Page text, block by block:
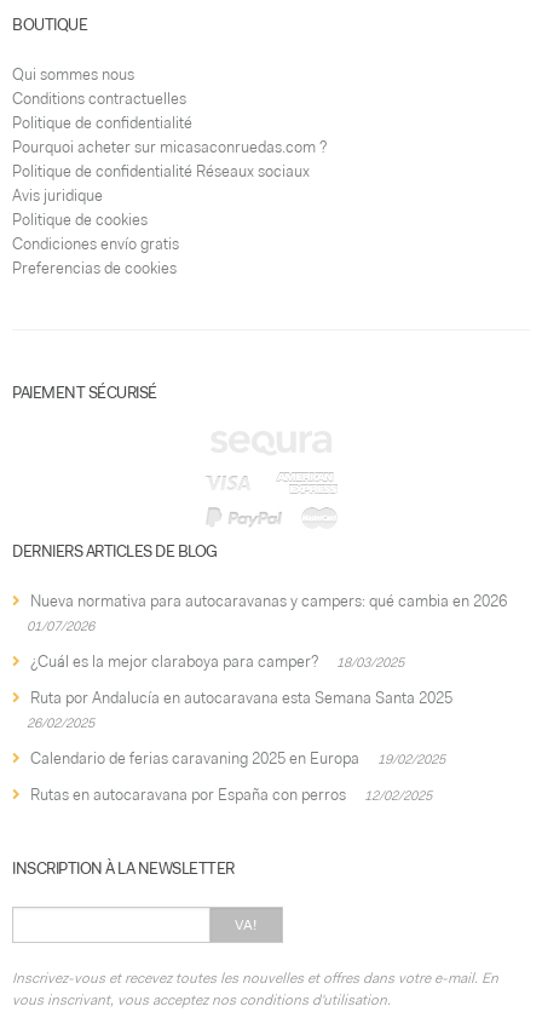
BOUTIQUE
Qui sommes nous
Conditions contractuelles
Politique de confidentialité
Pourquoi acheter sur micasaconruedas.com ?
Politique de confidentialité Réseaux sociaux
Avis juridique
Politique de cookies
Condiciones envío gratis
Preferencias de cookies
PAIEMENT SÉCURISÉ
DERNIERS ARTICLES DE BLOG
Nueva normativa para autocaravanas y campers: qué cambia en 2026
01/07/2026
¿Cuál es la mejor claraboya para camper? 18/03/2025
Ruta por Andalucía en autocaravana esta Semana Santa 2025
26/02/2025
Calendario de ferias caravaning 2025 en Europa 19/02/2025
Rutas en autocaravana por España con perros 12/02/2025
INSCRIPTION À LA NEWSLETTER
VA!
Inscrivez-vous et recevez toutes les nouvelles et offres dans votre e-mail. En
vous inscrivant, vous acceptez nos conditions d'utilisation.